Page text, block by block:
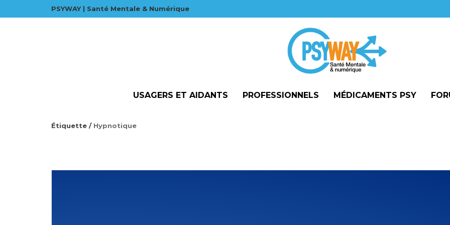
PSYWAY | Santé Mentale & Numérique
USAGERS ET AIDANTS PROFESSIONNELS MÉDICAMENTS PSY
Étiquette / Hypnotique